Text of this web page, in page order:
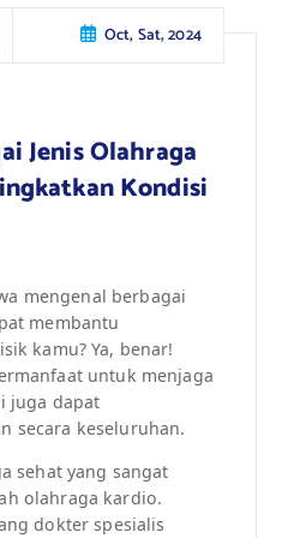
Oct, Sat, 2024
Jenis Olahraga
Kondisi
mengenal berbagai
membantu
kamu? Ya, benar!
untuk menjaga
juga dapat
secara keseluruhan.
sehat yang sangat
olahraga kardio.
dokter spesialis